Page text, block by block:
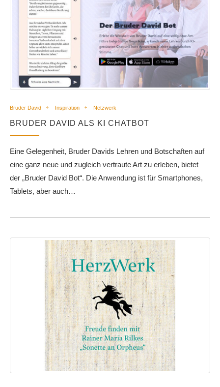
Bruder David Inspiration Netzwerk
BRUDER DAVID ALS KI CHATBOT
Eine Gelegenheit, Bruder Davids Lehren und Botschaften auf
eine ganz neue und zugleich vertraute Art zu erleben, bietet
der „Bruder David Bot“. Die Anwendung ist für Smartphones,
Tablets, aber auch…